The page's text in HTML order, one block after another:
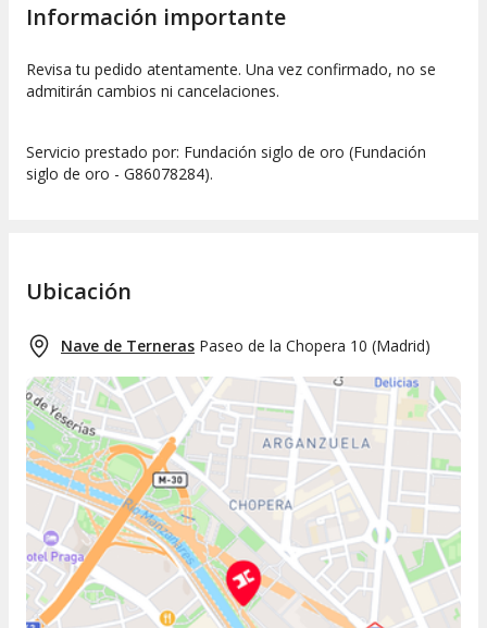
Información importante
Revisa tu pedido atentamente. Una vez confirmado, no se
admitirán cambios ni cancelaciones.
Servicio prestado por: Fundación siglo de oro (Fundación
siglo de oro - G86078284).
Ubicación
Nave de Terneras Paseo de la Chopera 10 (Madrid)